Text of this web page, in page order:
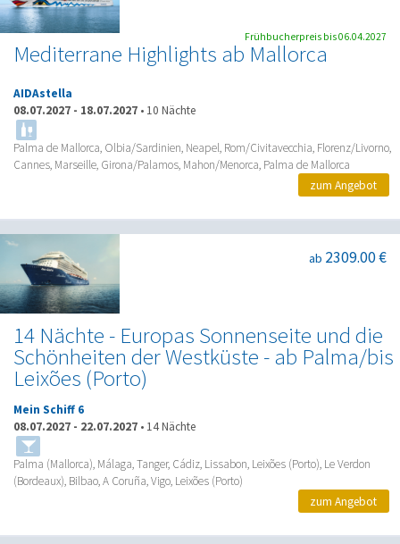
Mediterrane Highlights ab Mallorca
AIDAstella
08.07.2027 - 18.07.2027 • 10 Nächte
Palma de Mallorca, Olbia/Sardinien, Neapel, Rom/Civitavecchia, Florenz/Livorno,
Cannes, Marseille, Girona/Palamos, Mahon/Menorca, Palma de Mallorca
Frühbucherpreis bis 06.04.2027
zum Angebot
14 Nächte - Europas Sonnenseite und die
Schönheiten der Westküste - ab Palma/bis
Leixões (Porto)
ab 2309.00 €
Mein Schiff 6
08.07.2027 - 22.07.2027 • 14 Nächte
Palma (Mallorca), Málaga, Tanger, Cádiz, Lissabon, Leixões (Porto), Le Verdon
(Bordeaux), Bilbao, A Coruña, Vigo, Leixões (Porto)
zum Angebot